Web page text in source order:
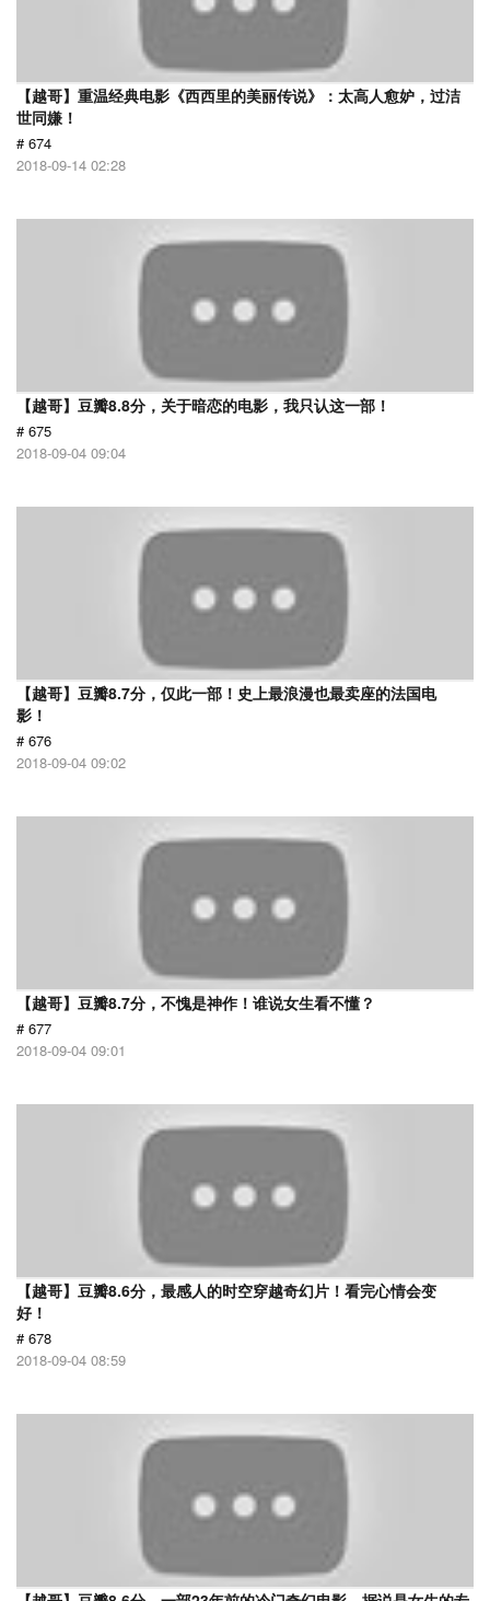
【越哥】重温经典电影《西西里的美丽传说》：太高人愈妒，过洁
世同嫌！
# 674
2018-09-14 02:28
【越哥】豆瓣8.8分，关于暗恋的电影，我只认这一部！
# 675
2018-09-04 09:04
【越哥】豆瓣8.7分，仅此一部！史上最浪漫也最卖座的法国电
影！
# 676
2018-09-04 09:02
【越哥】豆瓣8.7分，不愧是神作！谁说女生看不懂？
# 677
2018-09-04 09:01
【越哥】豆瓣8.6分，最感人的时空穿越奇幻片！看完心情会变
好！
# 678
2018-09-04 08:59